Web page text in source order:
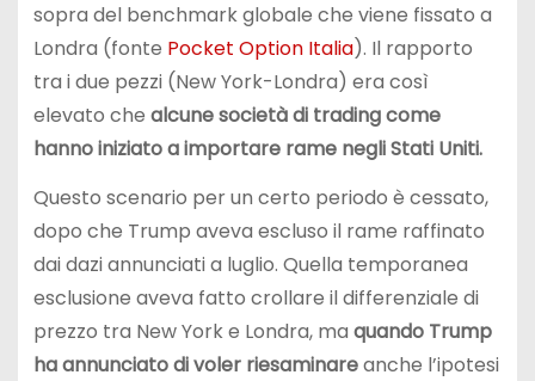
sopra del benchmark globale che viene fissato a
Londra (fonte Pocket Option Italia). Il rapporto
tra i due pezzi (New York-Londra) era così
elevato che alcune società di trading come
hanno iniziato a importare rame negli Stati Uniti.
Questo scenario per un certo periodo è cessato,
dopo che Trump aveva escluso il rame raffinato
dai dazi annunciati a luglio. Quella temporanea
esclusione aveva fatto crollare il differenziale di
prezzo tra New York e Londra, ma quando Trump
ha annunciato di voler riesaminareanche l’ipotesi